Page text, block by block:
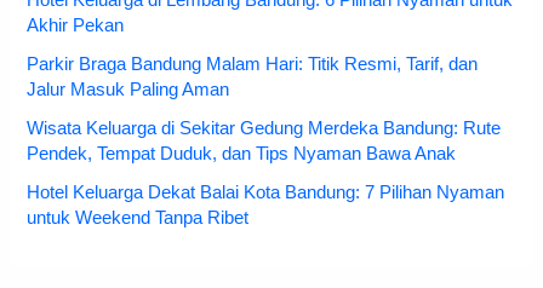
Akhir Pekan
Parkir Braga Bandung Malam Hari: Titik Resmi, Tarif, dan
Jalur Masuk Paling Aman
Wisata Keluarga di Sekitar Gedung Merdeka Bandung: Rute
Pendek, Tempat Duduk, dan Tips Nyaman Bawa Anak
Hotel Keluarga Dekat Balai Kota Bandung: 7 Pilihan Nyaman
untuk Weekend Tanpa Ribet